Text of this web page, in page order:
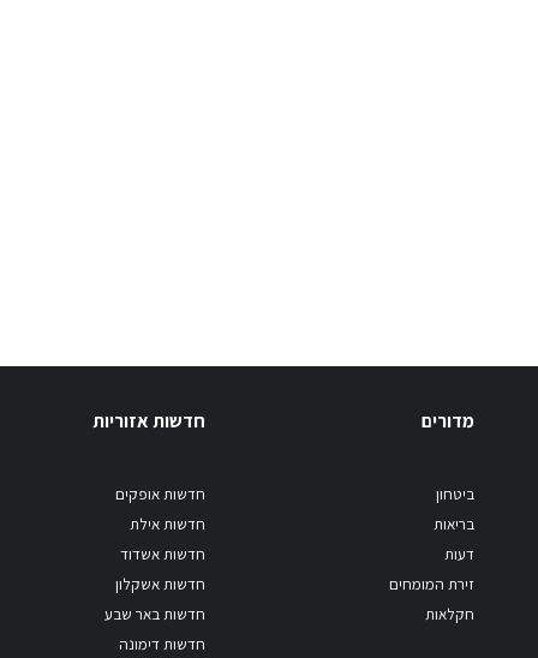
מדורים
ביטחון
בריאות
דעות
זירת המומחים
חקלאות
חדשות אזוריות
חדשות אופקים
חדשות אילת
חדשות אשדוד
חדשות אשקלון
חדשות באר שבע
חדשות דימונה